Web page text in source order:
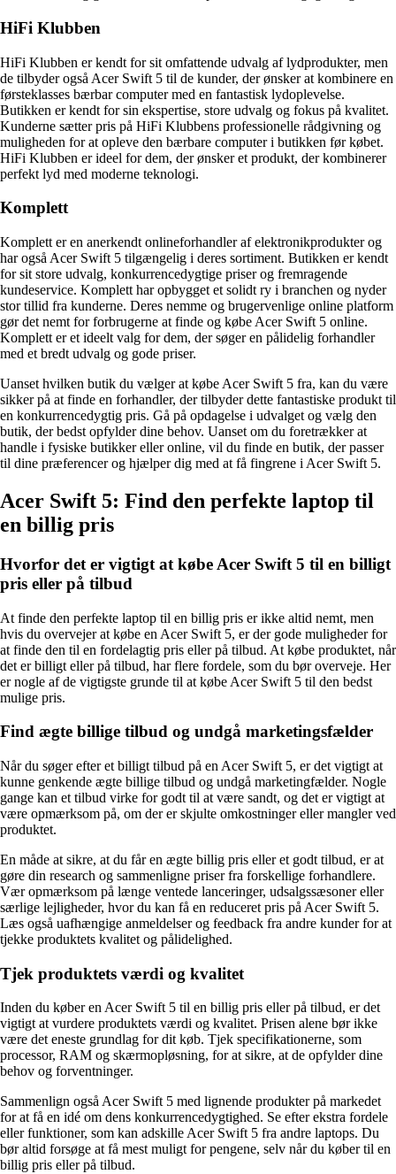
HiFi Klubben
HiFi Klubben er kendt for sit omfattende udvalg af lydprodukter, men
de tilbyder også Acer Swift 5 til de kunder, der ønsker at kombinere en
førsteklasses bærbar computer med en fantastisk lydoplevelse.
Butikken er kendt for sin ekspertise, store udvalg og fokus på kvalitet.
Kunderne sætter pris på HiFi Klubbens professionelle rådgivning og
muligheden for at opleve den bærbare computer i butikken før købet.
HiFi Klubben er ideel for dem, der ønsker et produkt, der kombinerer
perfekt lyd med moderne teknologi.
Komplett
Komplett er en anerkendt onlineforhandler af elektronikprodukter og
har også Acer Swift 5 tilgængelig i deres sortiment. Butikken er kendt
for sit store udvalg, konkurrencedygtige priser og fremragende
kundeservice. Komplett har opbygget et solidt ry i branchen og nyder
stor tillid fra kunderne. Deres nemme og brugervenlige online platform
gør det nemt for forbrugerne at finde og købe Acer Swift 5 online.
Komplett er et ideelt valg for dem, der søger en pålidelig forhandler
med et bredt udvalg og gode priser.
Uanset hvilken butik du vælger at købe Acer Swift 5 fra, kan du være
sikker på at finde en forhandler, der tilbyder dette fantastiske produkt til
en konkurrencedygtig pris. Gå på opdagelse i udvalget og vælg den
butik, der bedst opfylder dine behov. Uanset om du foretrækker at
handle i fysiske butikker eller online, vil du finde en butik, der passer
til dine præferencer og hjælper dig med at få fingrene i Acer Swift 5.
Acer Swift 5: Find den perfekte laptop til
en billig pris
Hvorfor det er vigtigt at købe Acer Swift 5 til en billigt
pris eller på tilbud
At finde den perfekte laptop til en billig pris er ikke altid nemt, men
hvis du overvejer at købe en Acer Swift 5, er der gode muligheder for
at finde den til en fordelagtig pris eller på tilbud. At købe produktet, når
det er billigt eller på tilbud, har flere fordele, som du bør overveje. Her
er nogle af de vigtigste grunde til at købe Acer Swift 5 til den bedst
mulige pris.
Find ægte billige tilbud og undgå marketingsfælder
Når du søger efter et billigt tilbud på en Acer Swift 5, er det vigtigt at
kunne genkende ægte billige tilbud og undgå marketingfælder. Nogle
gange kan et tilbud virke for godt til at være sandt, og det er vigtigt at
være opmærksom på, om der er skjulte omkostninger eller mangler ved
produktet.
En måde at sikre, at du får en ægte billig pris eller et godt tilbud, er at
gøre din research og sammenligne priser fra forskellige forhandlere.
Vær opmærksom på længe ventede lanceringer, udsalgssæsoner eller
særlige lejligheder, hvor du kan få en reduceret pris på Acer Swift 5.
Læs også uafhængige anmeldelser og feedback fra andre kunder for at
tjekke produktets kvalitet og pålidelighed.
Tjek produktets værdi og kvalitet
Inden du køber en Acer Swift 5 til en billig pris eller på tilbud, er det
vigtigt at vurdere produktets værdi og kvalitet. Prisen alene bør ikke
være det eneste grundlag for dit køb. Tjek specifikationerne, som
processor, RAM og skærmopløsning, for at sikre, at de opfylder dine
behov og forventninger.
Sammenlign også Acer Swift 5 med lignende produkter på markedet
for at få en idé om dens konkurrencedygtighed. Se efter ekstra fordele
eller funktioner, som kan adskille Acer Swift 5 fra andre laptops. Du
bør altid forsøge at få mest muligt for pengene, selv når du køber til en
billig pris eller på tilbud.